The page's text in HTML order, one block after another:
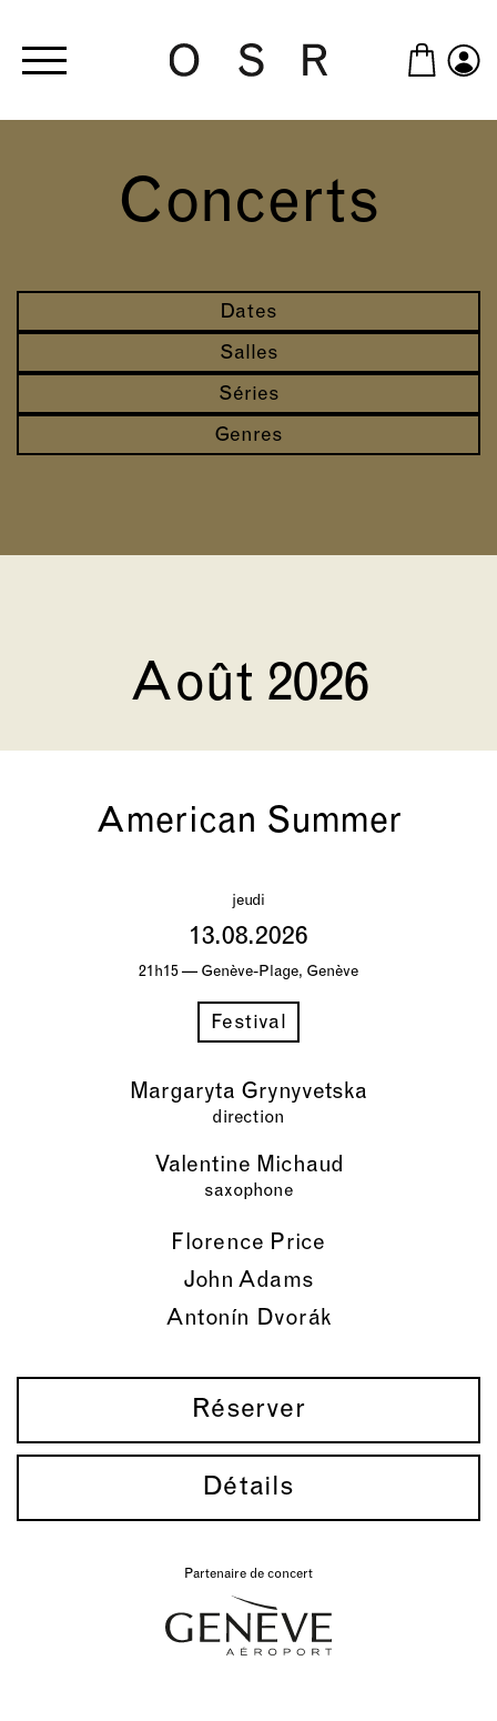
Concerts
Dates
Salles
Séries
Genres
Août 2026
American Summer
Réserver
Détails
Partenaire de concert
jeudi
13.08.2026
21h15 — Genève-Plage, Genève
Festival
Margaryta Grynyvetska
direction
Valentine Michaud
saxophone
Florence Price
John Adams
Antonín Dvorák